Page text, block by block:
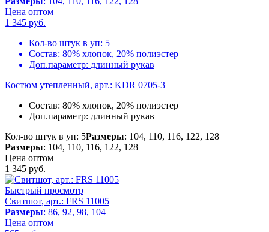
Цена оптом
1 345 руб.
Кол-во штук в уп: 5
Состав: 80% хлопок, 20% полиэстер
Доп.параметр: длинный рукав
Костюм утепленный, арт.: KDR 0705-3
Состав: 80% хлопок, 20% полиэстер
Доп.параметр: длинный рукав
Кол-во штук в уп: 5Размеры: 104, 110, 116, 122, 128
Размеры: 104, 110, 116, 122, 128
Цена оптом
1 345 руб.
Быстрый просмотр
Свитшот, арт.: FRS 11005
Размеры: 86, 92, 98, 104
Цена оптом